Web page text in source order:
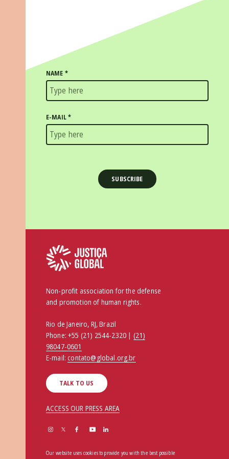
NAME *
E-MAIL*
Non-profit association for the defense
and promotion of human rights.
Rio de Janeiro, RJ, Brazil
Phone:+55 (21) 2544-2320 | (21)
98047-0601
E-mail:contato@global.org.br
TALK TO US
ACCESS OUR PRESS AREA
Our website uses cookies to provide you with the best possible